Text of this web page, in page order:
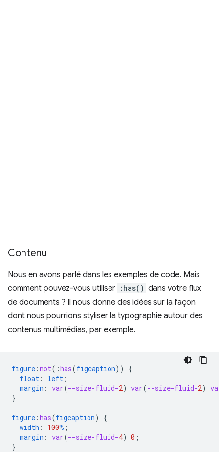
Contenu
Nous en avons parlé dans les exemples de code. Mais
comment pouvez-vous utiliser :has() dans votre flux
de documents ? Il nous donne des idées sur la façon
dont nous pourrions styliser la typographie autour des
contenus multimédias, par exemple.
figure :not( :has(figcaption))
{
float : left ;
margin : var(--size-fluid-2) var(--size-fluid-2)
}
figure :has(figcaption)
{
width : 100% ;
margin : var(--size-fluid-4) 0 ;
}